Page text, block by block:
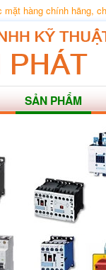
hàng chính hãng,
SẢN PHẨM